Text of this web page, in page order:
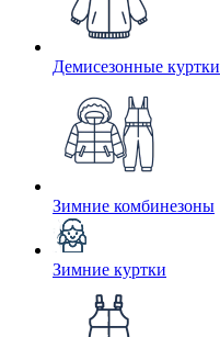
Демисезонные куртки
Зимние комбинезоны
Зимние куртки